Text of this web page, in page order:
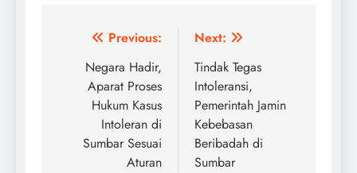
Post
navigation
Previous:
Negara Hadir,
Aparat Proses
Hukum Kasus
Intoleran di
Sumbar Sesuai
Aturan
Next:
Tindak Tegas
Intoleransi,
Pemerintah Jamin
Kebebasan
Beribadah di
Sumbar